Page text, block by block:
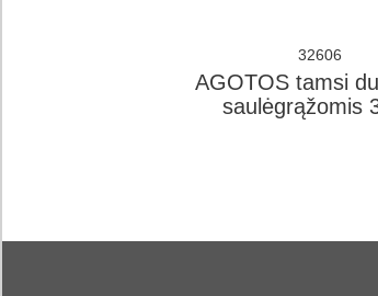
32606
AGOTOS tamsi
saulėgrąžomis